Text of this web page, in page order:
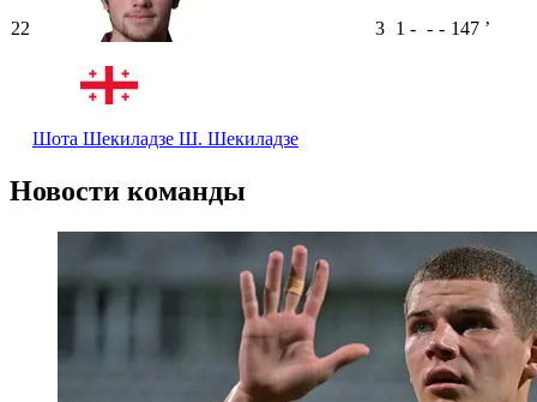
22
Шота Шекиладзе Ш. Шекиладзе
3 1 - - - 147 ʼ
Новости команды